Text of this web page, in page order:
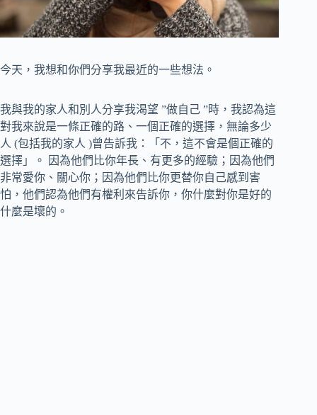
今天，我想和你們分享我最近的一些想法。
我與我的家人和別人分享我渴望 ”做自己 ”時，我認為這
對我來說是一條正確的路、一個正確的選擇，無論多少
人 (包括我的家人 )曾告訴我：「不，這不會是個正確的
選擇」。 因為他們比你年長、有更多的經驗；因為他們
非常愛你、關心你；因為他們比你更替你自己感到害
怕，他們認為他們有權利來告訴你，你什麼對你是好的
什麼是壞的。